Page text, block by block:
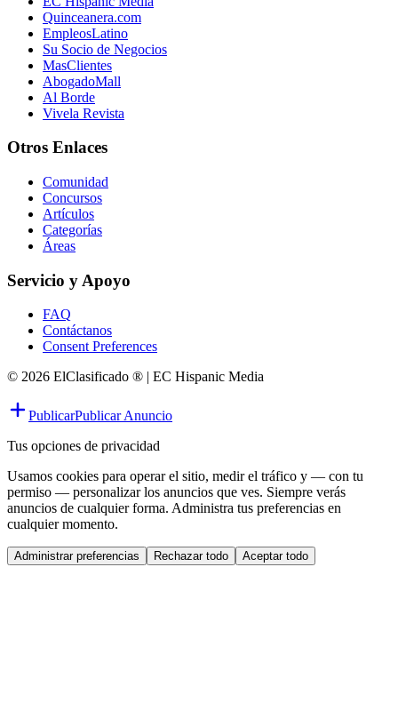
Quinceanera.com
EmpleosLatino
Su Socio de Negocios
MasClientes
AbogadoMall
Al Borde
Vivela Revista
Otros Enlaces
Comunidad
Concursos
Artículos
Categorías
Áreas
Servicio y Apoyo
FAQ
Contáctanos
Consent Preferences
© 2026 ElClasificado ® | EC Hispanic Media
PublicarPublicar Anuncio
Tus opciones de privacidad
Usamos cookies para operar el sitio, medir el tráfico y — con tu
permiso — personalizar los anuncios que ves. Siempre verás
anuncios de cualquier forma. Administra tus preferencias en
cualquier momento.
Administrar preferencias Rechazar todo Aceptar todo